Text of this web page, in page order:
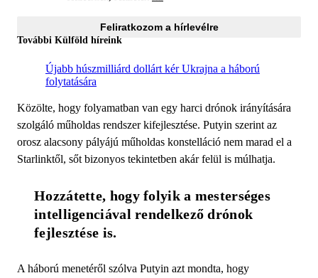
Feliratkozom a hírlevélre
További Külföld híreink
Újabb húszmilliárd dollárt kér Ukrajna a háború
folytatására
Közölte, hogy folyamatban van egy harci drónok irányítására
szolgáló műholdas rendszer kifejlesztése. Putyin szerint az
orosz alacsony pályájú műholdas konstelláció nem marad el a
Starlinktől, sőt bizonyos tekintetben akár felül is múlhatja.
Hozzátette, hogy folyik a mesterséges
intelligenciával rendelkező drónok
fejlesztése is.
A háború menetéről szólva Putyin azt mondta, hogy